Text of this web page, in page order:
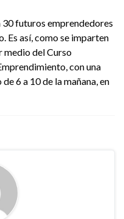
30 futuros emprendedores
Es así, como se imparten
medio del Curso
con una
6 a 10 de la mañana, en